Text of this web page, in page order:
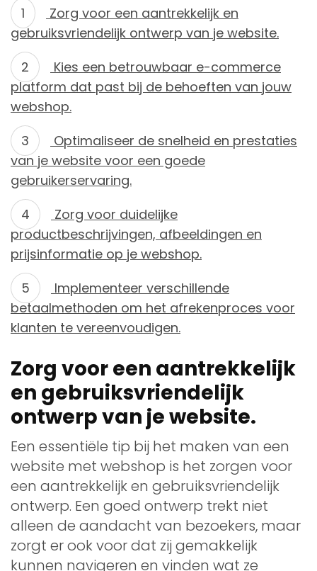
Zorg voor een aantrekkelijk en
gebruiksvriendelijk ontwerp van je website.
Kies een betrouwbaar e-commerce
platform dat past bij de behoeften van jouw
webshop.
Optimaliseer de snelheid en prestaties
van je website voor een goede
gebruikerservaring.
Zorg voor duidelijke
productbeschrijvingen, afbeeldingen en
prijsinformatie op je webshop.
Implementeer verschillende
betaalmethoden om het afrekenproces voor
klanten te vereenvoudigen.
Zorg voor een aantrekkelijk
en gebruiksvriendelijk
ontwerp van je website.
Een essentiële tip bij het maken van een
website met webshop is het zorgen voor
een aantrekkelijk en gebruiksvriendelijk
ontwerp. Een goed ontwerp trekt niet
alleen de aandacht van bezoekers, maar
zorgt er ook voor dat zij gemakkelijk
kunnen navigeren en vinden wat ze